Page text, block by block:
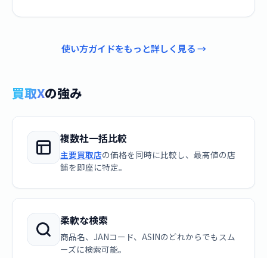
使い方ガイドをもっと詳しく見る →
買取Xの強み
複数社一括比較
主要買取店の価格を同時に比較し、最高値の店
舗を即座に特定。
柔軟な検索
商品名、JANコード、ASINのどれからでもスム
ーズに検索可能。